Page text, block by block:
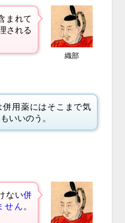
まれて
される
織部
併用薬にはそこまで気
いいのう。
ない併
せん 。